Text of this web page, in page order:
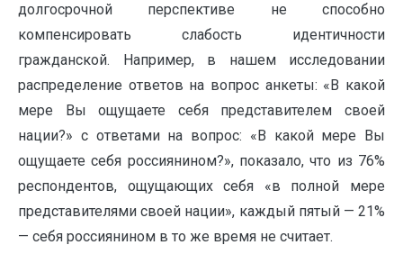
долгосрочной перспективе не способно
компенсировать слабость идентичности
гражданской. Например, в нашем исследовании
распределение ответов на вопрос анкеты: «В какой
мере Вы ощущаете себя представителем своей
нации?» с ответами на вопрос: «В какой мере Вы
ощущаете себя россиянином?», показало, что из 76%
респондентов, ощущающих себя «в полной мере
представителями своей нации», каждый пятый — 21%
— себя россиянином в то же время не считает.